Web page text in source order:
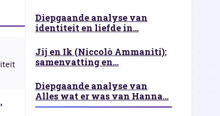
Diepgaande analyse van
identiteit en liefde in...
Jij en Ik (Niccolò Ammaniti):
samenvatting en...
Diepgaande analyse van
Alles wat er was van Hanna...